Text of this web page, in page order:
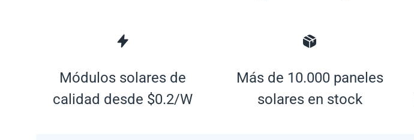
Módulos solares de
calidad desde $0.2/W
Más de 10.000 paneles
solares en stock